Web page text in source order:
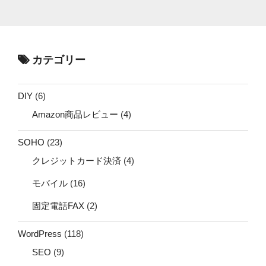
カテゴリー
DIY (6)
Amazon商品レビュー (4)
SOHO (23)
クレジットカード決済 (4)
モバイル (16)
固定電話FAX (2)
WordPress (118)
SEO (9)